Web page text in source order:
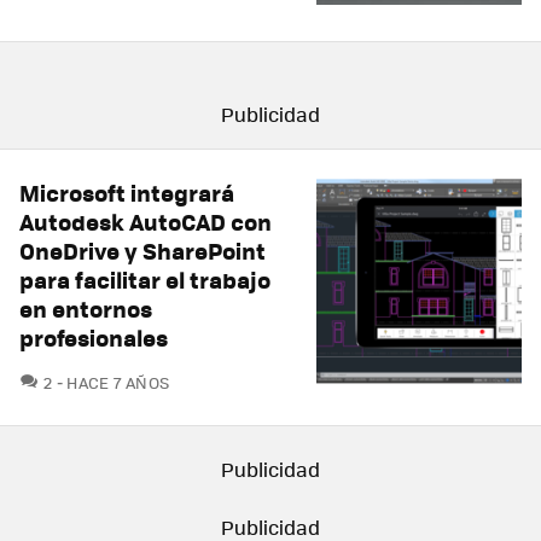
Microsoft integrará
Autodesk AutoCAD con
OneDrive y SharePoint
para facilitar el trabajo
en entornos
profesionales
2 COMENTARIOS
HACE 7 AÑOS